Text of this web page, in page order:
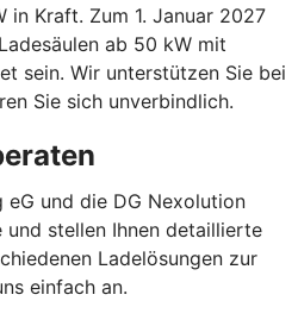
in Kraft. Zum 1. Januar 2027
ab 50 kW mit
sein. Wir unterstützen Sie bei
Sie sich unverbindlich.
eG und die DG Nexolution
stellen Ihnen detaillierte
Ladelösungen zur
einfach an.